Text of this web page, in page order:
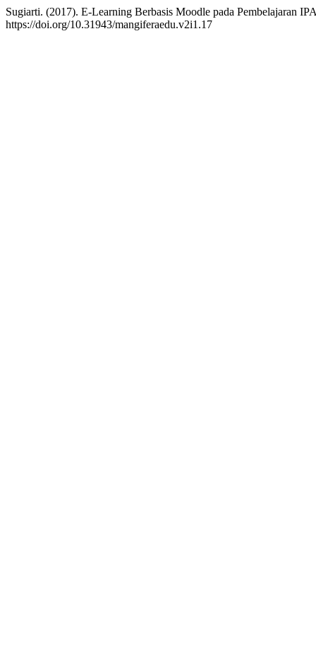
Sugiarti. (2017). E-Learning Berbasis Moodle pada Pembelajaran
https://doi.org/10.31943/mangiferaedu.v2i1.17